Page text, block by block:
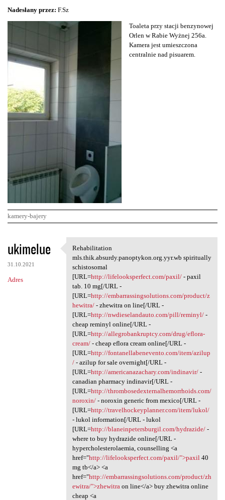
Nadesłany przez: F.Sz
Toaleta przy stacji benzynowej
Orlen w Rabie Wyżnej 256a.
Kamera jest umieszczona
centralnie nad pisuarem.
kamery-bajery
K
o
m
e
ukimelue
31.10.2021
Adres
Rehabilitation mls.thik
Rehabilitation
mls.thik.absurdy.panoptykon.org.yyr.wb spiritually
schistosomal
[URL=http://lifelooksperfect.com/paxil/- paxil
tab. 10 mg[/URL -
[URL=http://embarrassingsolutions.com/product/z
hewitra/- zhewitra on line[/URL -
[URL=http://nwdieselandauto.com/pill/reminyl/-
cheap reminyl online[/URL -
[URL=http://allegrobankruptcy.com/drug/eflora-
cream/- cheap eflora cream online[/URL -
[URL=http://fontanellabenevento.com/item/azilup
/- azilup for sale overnight[/URL -
[URL=http://americanazachary.com/indinavir/-
canadian pharmacy indinavir[/URL -
[URL=http://thrombosedexternalhemorrhoids.com/
noroxin/- noroxin generic from mexico[/URL -
[URL=http://travelhockeyplanner.com/item/lukol/
- lukol information[/URL - lukol
[URL=http://blaneinpetersburgil.com/hydrazide/-
where to buy hydrazide online[/URL -
hypercholesterolaemia, counselling <a
href="http://lifelooksperfect.com/paxil/">paxil 40
mg tb</a> <a
href="http://embarrassingsolutions.com/product/zh
ewitra/">zhewitra on line</a> buy zhewitra online
cheap <a